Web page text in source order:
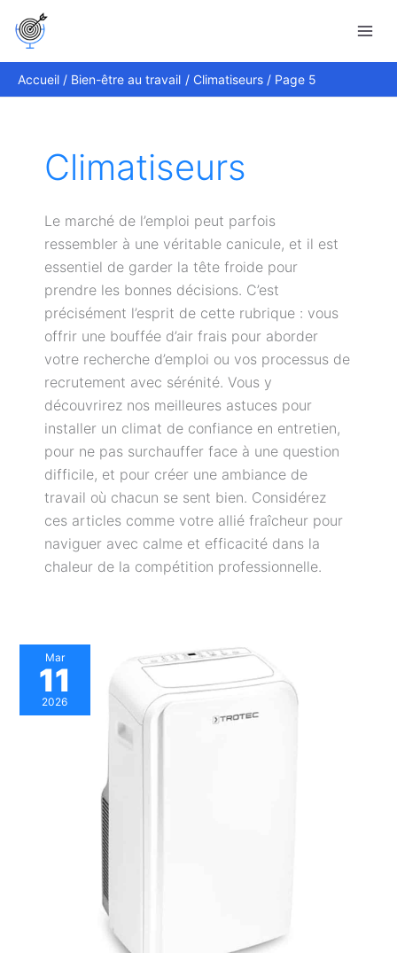
Accueil
Bien-être au travail Climatiseurs Page 5
Climatiseurs
Le marché de l’emploi peut parfois
ressembler à une véritable canicule, et il est
essentiel de garder la tête froide pour
prendre les bonnes décisions. C’est
précisément l’esprit de cette rubrique : vous
offrir une bouffée d’air frais pour aborder
votre recherche d’emploi ou vos processus de
recrutement avec sérénité. Vous y
découvrirez nos meilleures astuces pour
installer un climat de confiance en entretien,
pour ne pas surchauffer face à une question
difficile, et pour créer une ambiance de
travail où chacun se sent bien. Considérez
ces articles comme votre allié fraîcheur pour
naviguer avec calme et efficacité dans la
chaleur de la compétition professionnelle.
Mar
11
2026
Test
climatiseur
Rechercher